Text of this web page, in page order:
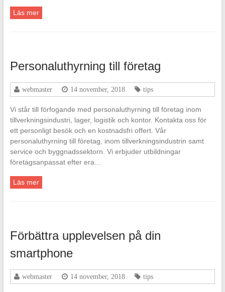
Läs mer
Personaluthyrning till företag
webmaster 14 november, 2018 tips
Vi står till förfogande med personaluthyrning till företag inom
tillverkningsindustri, lager, logistik och kontor. Kontakta oss för
ett personligt besök och en kostnadsfri offert. Vår
personaluthyrning till företag, inom tillverkningsindustrin samt
service och byggnadssektorn. Vi erbjuder utbildningar
företagsanpassat efter era…
Läs mer
Förbättra upplevelsen på din
smartphone
webmaster 14 november, 2018 tips